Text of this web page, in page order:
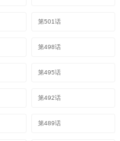
第501话
第498话
第495话
第492话
第489话